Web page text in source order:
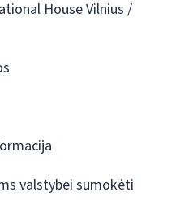
House Vilnius /
valstybei sumokėti